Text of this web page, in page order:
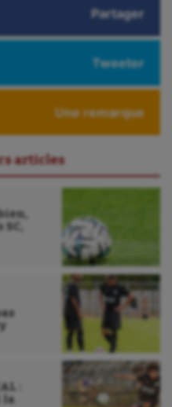
Partager
Tweeter
Une remarque
articles
:
la